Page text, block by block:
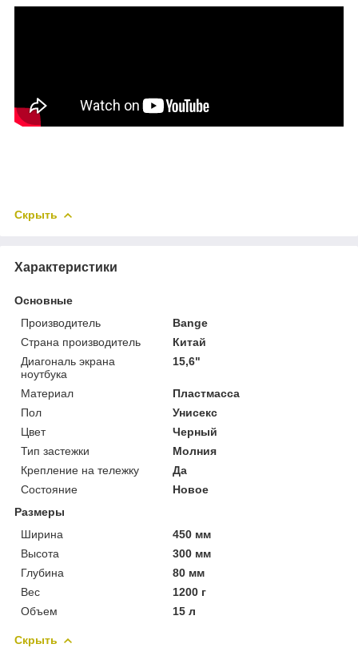
Скрыть
Характеристики
Основные
Производитель
Bange
Страна производитель
Китай
Диагональ экрана
ноутбука
15,6"
Материал
Пластмасса
Пол
Унисекс
Цвет
Черный
Тип застежки
Молния
Крепление на тележку
Да
Состояние
Новое
Размеры
Ширина
450 мм
Высота
300 мм
Глубина
80 мм
Вес
1200 г
Объем
15 л
Скрыть